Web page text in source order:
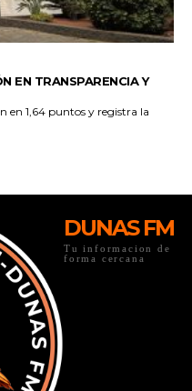
DUNAS FM
Tu informacion de
forma cercana